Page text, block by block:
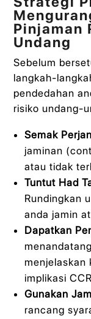
Pinjaman
Undang
Sebelum
langkah-
pendedahan
risiko undang-
Semak
jaminan
atau tidak
Tuntut Had
Rundingkan
anda jamin
Dapatkan
menjelaskan
implikasi
Gunakan
rancang